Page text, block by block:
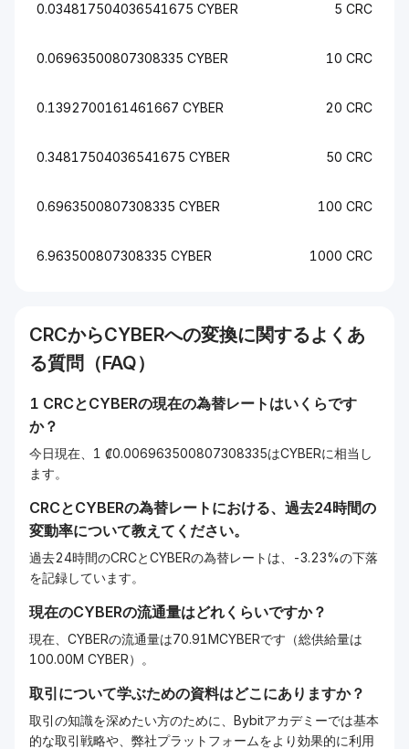
0.034817504036541675 CYBER 5 CRC
0.06963500807308335 CYBER 10 CRC
0.1392700161461667 CYBER 20 CRC
0.34817504036541675 CYBER 50 CRC
0.6963500807308335 CYBER 100 CRC
6.963500807308335 CYBER 1000 CRC
CRCからCYBERへの変換に関するよくあ
る質問（FAQ）
1 CRCとCYBERの現在の為替レートはいくらです
か？
今日現在、1 ₡0.006963500807308335はCYBERに相当し
ます。
CRCとCYBERの為替レートにおける、過去24時間の
変動率について教えてください。
過去24時間のCRCとCYBERの為替レートは、-3.23%の下落
を記録しています。
現在のCYBERの流通量はどれくらいですか？
現在、CYBERの流通量は70.91MCYBERです（総供給量は
100.00M CYBER）。
取引について学ぶための資料はどこにありますか？
取引の知識を深めたい方のために、Bybitアカデミーでは基本
的な取引戦略や、弊社プラットフォームをより効果的に利用